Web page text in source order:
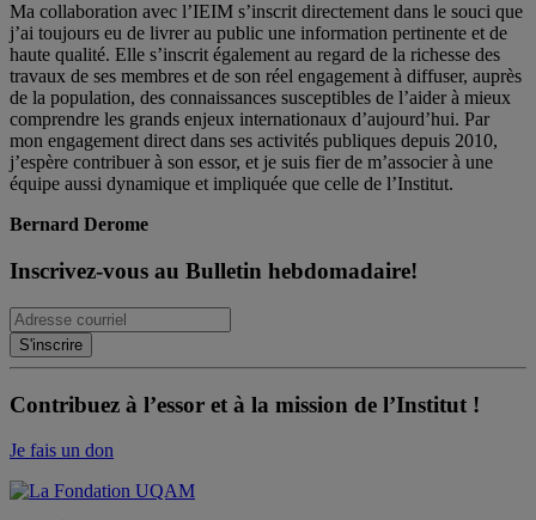
Ma collaboration avec l’IEIM s’inscrit directement dans le souci que
j’ai toujours eu de livrer au public une information pertinente et de
haute qualité. Elle s’inscrit également au regard de la richesse des
travaux de ses membres et de son réel engagement à diffuser, auprès
de la population, des connaissances susceptibles de l’aider à mieux
comprendre les grands enjeux internationaux d’aujourd’hui. Par
mon engagement direct dans ses activités publiques depuis 2010,
j’espère contribuer à son essor, et je suis fier de m’associer à une
équipe aussi dynamique et impliquée que celle de l’Institut.
Bernard Derome
Inscrivez-vous au Bulletin hebdomadaire!
Contribuez à l’essor et à la mission de l’Institut !
Je fais un don